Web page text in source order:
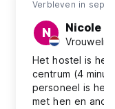
Verbleven in sep
N Nicole
Het hostel is
centrum (4
personeel is
met hen en